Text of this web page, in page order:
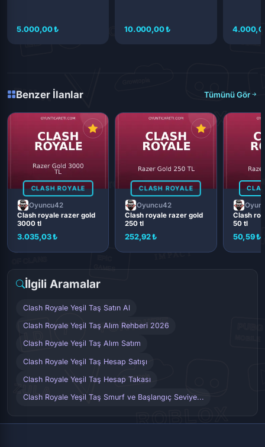
5.000,00 ₺ 10.000,00 ₺
Benzer İlanlar Tümünü Gör
CLASH ROYALE
Oyuncu42
Clash royale razer gold
3000 tl
3.035,03 ₺
CLASH ROYALE
Oyuncu42
Clash royale razer gold
250 tl
252,92 ₺
Clash
50 tl
50,59 ₺
İlgili Aramalar
Clash Royale Yeşil Taş Satın Al
Clash Royale Yeşil Taş Alım Rehberi 2026
Clash Royale Yeşil Taş Alım Satım
Clash Royale Yeşil Taş Hesap Satışı
Clash Royale Yeşil Taş Hesap Takası
Clash Royale Yeşil Taş Smurf ve Başlangıç Seviye...